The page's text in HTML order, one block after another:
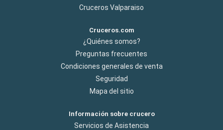
Cruceros Valparaiso
Cruceros.com
¿Quiénes somos?
Preguntas frecuentes
Condiciones generales de venta
Seguridad
Mapa del sitio
Información sobre crucero
Servicios de Asistencia